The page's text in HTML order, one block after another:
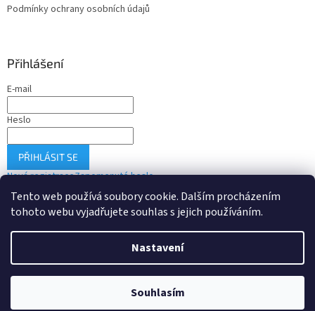
Tento web používá soubory cookie. Dalším procházením
tohoto webu vyjadřujete souhlas s jejich používáním.
Nastavení
Souhlasím
Podmínky ochrany osobních údajů
Přihlášení
E-mail
Heslo
PŘIHLÁSIT SE
Nová registraceZapomenuté heslo
Copyright 2026Drobné-elektro.cz. Všechna práva vyhrazena.
Upravit nastavení cookies